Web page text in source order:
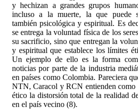
y hechizan a grandes grupos
incluso a la muerte, la que puede
también psicológica y espiritual. Es
se entrega la voluntad física de los
su sacrificio, sino que entregan la
y espiritual que establece los límites
Un ejemplo de ello es la forma
noticias por parte de la industria
en países como Colombia. Pareciera
NTN, Caracol y RCN entienden como
ético la distorsión total de la realidad
en el país vecino (8).